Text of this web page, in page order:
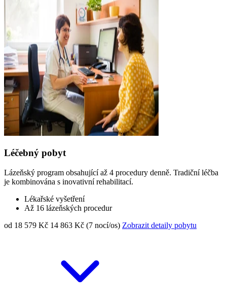
Léčebný pobyt
Lázeňský program obsahující až 4 procedury denně. Tradiční léčba
je kombinována s inovativní rehabilitací.
Lékařské vyšetření
Až 16 lázeňských procedur
od 18 579 Kč 14 863 Kč (7 nocí/os) Zobrazit detaily pobytu